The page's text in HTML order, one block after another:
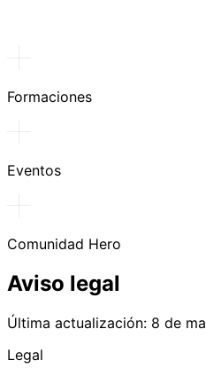
Formaciones
Eventos
Comunidad Hero
Aviso legal
Última actualización: 8 de
Legal